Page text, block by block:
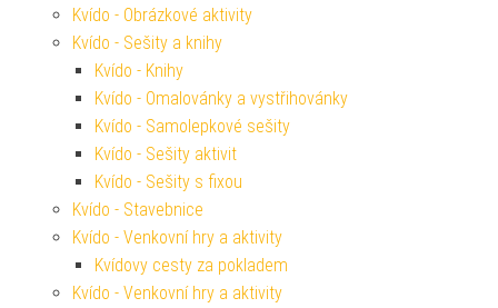
Kvído - Obrázkové aktivity
Kvído - Sešity a knihy
Kvído - Knihy
Kvído - Omalovánky a vystřihovánky
Kvído - Samolepkové sešity
Kvído - Sešity aktivit
Kvído - Sešity s fixou
Kvído - Stavebnice
Kvído - Venkovní hry a aktivity
Kvídovy cesty za pokladem
Kvído - Venkovní hry a aktivity